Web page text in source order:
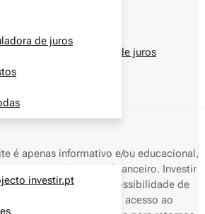
de juros
investir.pt
a prazo
Calculadora de juros
é apenas informativo e/ou educacional,
o aconselhamento financeiro. Investir
riscos, incluindo a possibilidade de
passados nem o acesso ao